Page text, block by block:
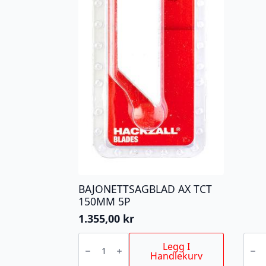
BAJONETTSAGBLAD AX TCT
150MM 5P
1.355,00 kr
BAJONETTSAGBLAD
TCT Legg I
Handlekurv 75/